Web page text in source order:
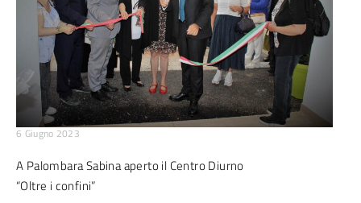
6 Giugno 2023
A Palombara Sabina aperto il Centro Diurno
“Oltre i confini”